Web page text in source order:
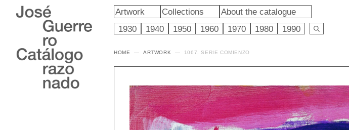
Artwork Collections
About the catalogue
1930
1940 1950 1960 1970 1980 1990
HOME ARTWORK 1067. SERIE COMIENZO